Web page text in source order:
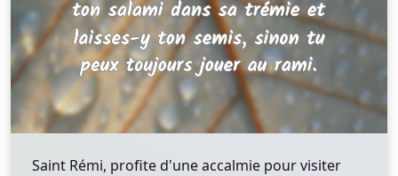
Saint Rémi, profite d'une accalmie pour visiter